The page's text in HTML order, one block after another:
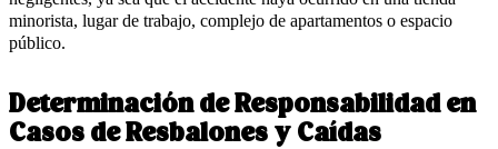
minorista, lugar de trabajo, complejo de apartamentos o espacio
público.
Determinación de Responsabilidad en
Casos de Resbalones y Caídas